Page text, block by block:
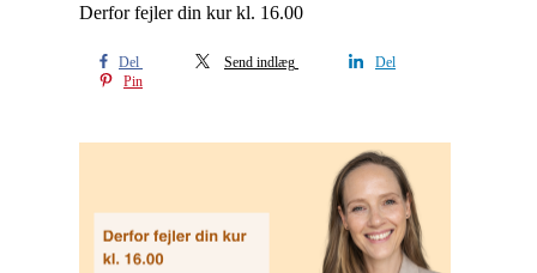
Derfor fejler din kur kl. 16.00
Del Send indlæg
Del
Pin